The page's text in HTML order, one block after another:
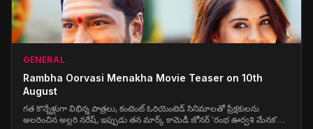
GENERAL
Rambha Oorvasi Menakha Movie Teaser on 10th
August
గత కొన్నేళ్లుగా విభిన్న పాత్రలు, కంటెంట్ ఓరియెంటెడ్ సినిమాలతో ప్రేక్షకులను
అలరించిన అల్లరి నరేష్, ఇప్పుడు తన మార్క్ కామెడీ జోనర్‌ 'రంభ ఊర్వశి మేనక'తో